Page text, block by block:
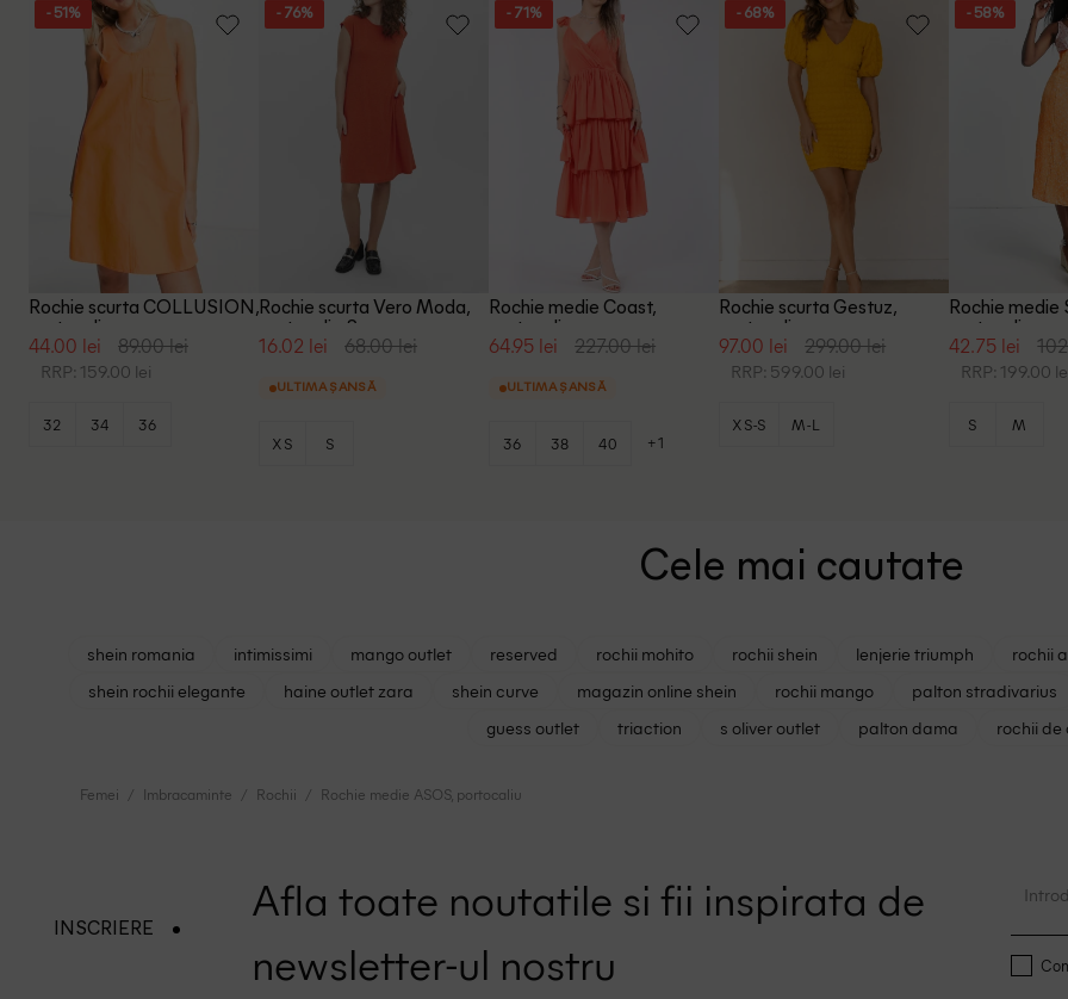
- 51%
Rochie scurta COLLUSION,
portocaliu
44.00 lei 89.00 lei
RRP: 159.00 lei
32 34 36
- 76%
Rochie scurta Vero Moda,
portocaliu, S
16.02 lei 68.00 lei
ULTIMA ȘANSĂ
XS S
- 71%
Rochie medie Coast,
portocaliu
64.95 lei 227.00 lei
ULTIMA ȘANSĂ
36 38 40 +1
- 68%
Rochie scurta Gestuz,
portocaliu
97.00 lei 299.00 lei
RRP: 599.00 lei
XS-S M-L
- 58%
Rochie medie
portocaliu
42.75 lei
RRP: 199.00
S M
Cele mai cautate
shein romania intimissimi mango outlet reserved rochii mohito rochii shein lenjerie triumph rochii
shein rochii elegante
haine outlet zara shein curve magazin online shein rochii mango palton stradivarius
guess outlet
triaction s oliver outlet palton dama rochii de
Femei Imbracaminte Rochii Rochie medie ASOS, portocaliu
INSCRIERE
Afla toate noutatile si fii inspirata de
newsletter-ul nostru